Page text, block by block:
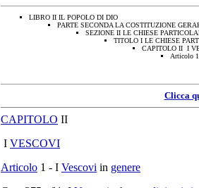
LIBRO II IL POPOLO DI DIO
PARTE SECONDA LA COSTITUZIONE
SEZIONE II LE CHIESE
TITOLO I LE CHIESE
CAPITOLO II I
Articolo
Clicca
CAPITOLO II
I VESCOVI
Articolo 1 - I Vescovi in genere